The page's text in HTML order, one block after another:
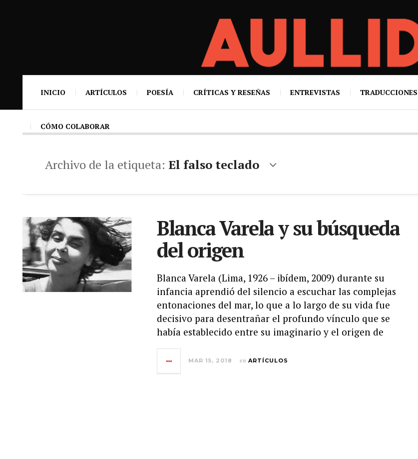
INICIO ARTÍCULOS POESÍA CRÍTICAS Y RESEÑAS ENTREVISTAS TRADUCCIONES
CÓMO COLABORAR
Archivo de la etiqueta: El falso teclado
Blanca Varela y su búsqueda
del origen
Blanca Varela (Lima, 1926 – ibídem, 2009) durante su
infancia aprendió del silencio a escuchar las complejas
entonaciones del mar, lo que a lo largo de su vida fue
decisivo para desentrañar el profundo vínculo que se
había establecido entre su imaginario y el origen de
MAR 15, 2018 en ARTÍCULOS